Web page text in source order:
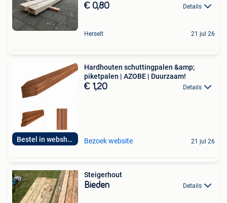
€ 0,80 Details
Herselt 21 jul 26
Bestel in webshop!
Hardhouten schuttingpalen &amp;
piketpalen | AZOBE | Duurzaam!
€ 1,20 Details
Bezoek website 21 jul 26
Steigerhout
Bieden Details